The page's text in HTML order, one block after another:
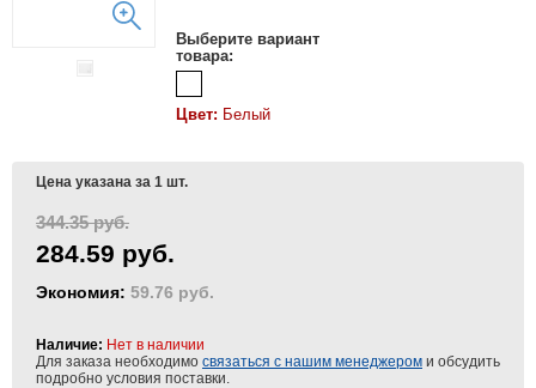
Выберите вариант
товара:
Цвет: Белый
Цена указана за 1 шт.
344.35 руб.
284.59 руб.
Экономия: 59.76 руб.
Наличие: Нет в наличии
Для заказа необходимо связаться с нашим менеджером и обсудить
подробно условия поставки.